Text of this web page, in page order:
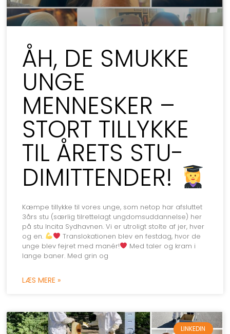
ÅH, DE SMUKKE
UNGE
MENNESKER –
STORT TILLYKKE
TIL ÅRETS STU-
DIMITTENDER!
Kæmpe tillykke til vores unge, som netop har afsluttet
3års stu (særlig tilrettelagt ungdomsuddannelse) her
på stu Incita Sydhavnen. Vi er utroligt stolte af jer, hver
og en.
Translokationen blev en festdag, hvor de
unge blev fejret med manér!
Med taler og kram i
lange baner. Med grin og
LÆS MERE »
LINKEDIN